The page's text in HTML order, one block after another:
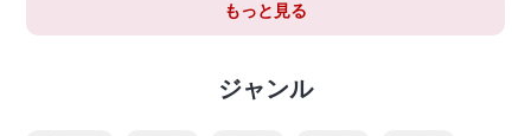
もっと見る
ジャンル